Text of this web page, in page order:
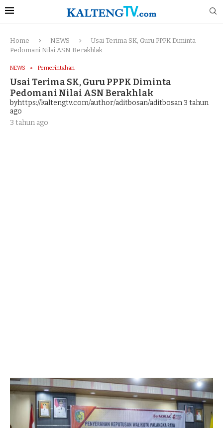
Home NEWS
Usai Terima SK, Guru PPPK Diminta
Pedomani Nilai ASN Berakhlak
NEWS Pemerintahan
Usai Terima SK, Guru PPPK Diminta
Pedomani Nilai ASN Berakhlak
byhttps://kaltengtv.com/author/aditbosan/aditbosan3 tahun
ago
3 tahun ago